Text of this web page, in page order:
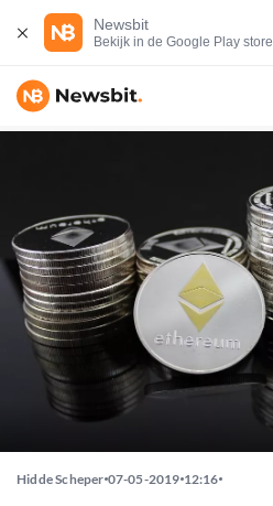
Newsbit
Bekijk in de Google Play store
Hidde Scheper 07-05-2019 12:16